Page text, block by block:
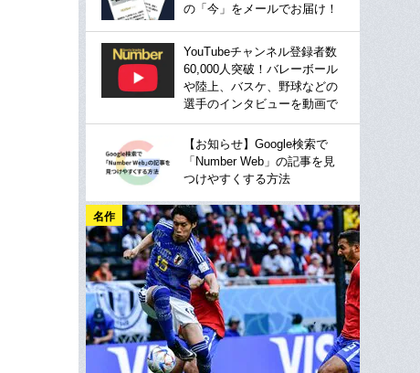
の「今」をメールでお届け！
YouTubeチャンネル登録者数
60,000人突破！バレーボール
や陸上、バスケ、野球などの
選手のインタビューを動画で
【お知らせ】Google検索で
「Number Web」の記事を見
つけやすくする方法
名作